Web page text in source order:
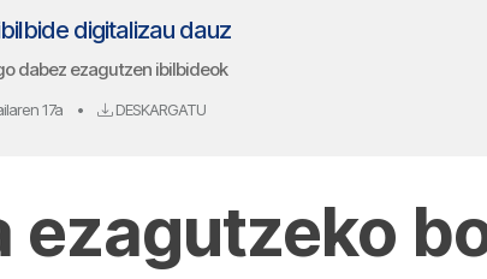
digitalizau dauz
dabez ezagutzen ibilbideok
17a • DESKARGATU
ezagutzeko